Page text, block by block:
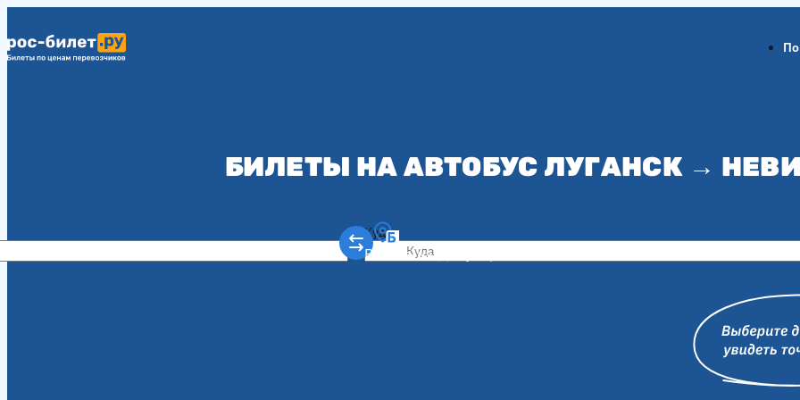
БИЛЕТЫ НА АВТОБУС ЛУГАНСК →
Куда
Ростов-на-Дону